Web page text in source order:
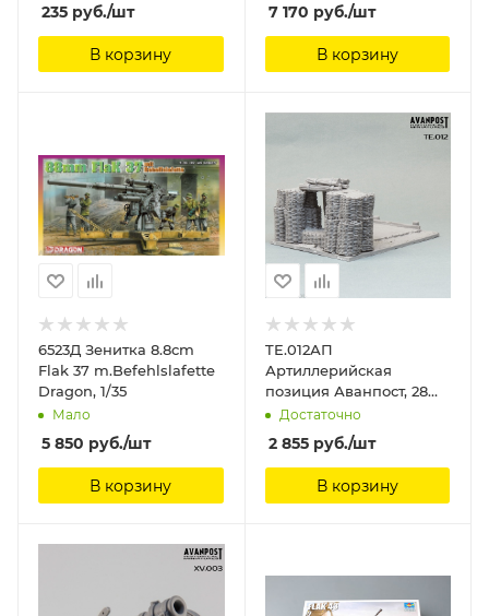
235 руб./шт
В корзину
7 170 руб./шт
В корзину
6523Д Зенитка 8.8cm
Flak 37 m.Befehlslafette
Dragon, 1/35
Мало
5 850 руб./шт
В корзину
TE.012АП
Артиллерийская
позиция Аванпост, 28
ммДостаточно
2 855руб./шт
В корзину